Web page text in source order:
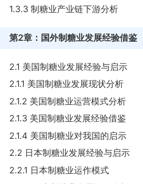
1.3.3 制糖业产业链下游分析
第2章 ：国外制糖业发展经验借鉴
2.1 美国制糖业发展经验与启示
2.1.1 美国制糖业发展现状分析
2.1.2 美国制糖业运营模式分析
2.1.3 美国制糖业发展经验借鉴
2.1.4 美国制糖业对我国的启示
2.2 日本制糖业发展经验与启示
2.2.1 日本制糖业运作模式